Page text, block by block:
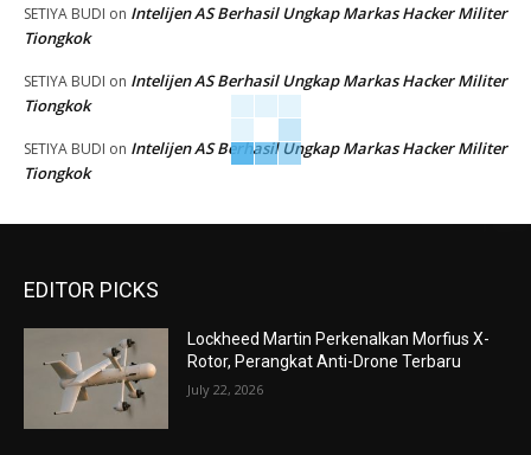
SETIYA BUDI on Intelijen AS Berhasil Ungkap Markas Hacker Militer
Tiongkok
SETIYA BUDI on Intelijen AS Berhasil Ungkap Markas Hacker Militer
Tiongkok
SETIYA BUDI on Intelijen AS Berhasil Ungkap Markas Hacker Militer
Tiongkok
EDITOR PICKS
Lockheed Martin Perkenalkan Morfius X-
Rotor, Perangkat Anti-Drone Terbaru
July 22, 2026